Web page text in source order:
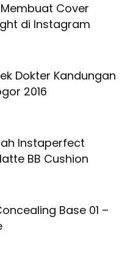
Cover
di Instagram
Dokter Kandungan
2016
Instaperfect
BB Cushion
Base 01 –